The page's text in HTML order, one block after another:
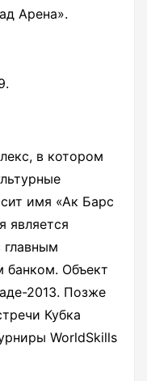
Арена».
в котором
имя «Ак Барс
является
главным
Объект
2013. Позже
Кубка
WorldSkills